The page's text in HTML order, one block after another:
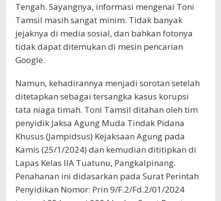
Tengah. Sayangnya, informasi mengenai Toni
Tamsil masih sangat minim. Tidak banyak
jejaknya di media sosial, dan bahkan fotonya
tidak dapat ditemukan di mesin pencarian
Google.
Namun, kehadirannya menjadi sorotan setelah
ditetapkan sebagai tersangka kasus korupsi
tata niaga timah. Toni Tamsil ditahan oleh tim
penyidik Jaksa Agung Muda Tindak Pidana
Khusus (Jampidsus) Kejaksaan Agung pada
Kamis (25/1/2024) dan kemudian dititipkan di
Lapas Kelas IIA Tuatunu, Pangkalpinang.
Penahanan ini didasarkan pada Surat Perintah
Penyidikan Nomor: Prin 9/F.2/Fd.2/01/2024